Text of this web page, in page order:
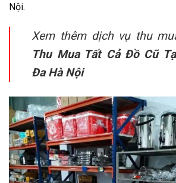
Nội.
Xem thêm dịch vụ thu
Thu Mua Tất Cả Đồ Cũ
Đa Hà Nội